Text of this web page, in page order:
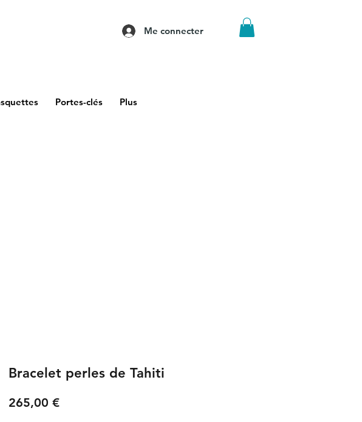
Portes-clés Plus
Me connecter
Bracelet perles de Tahiti
265,00 €Prix